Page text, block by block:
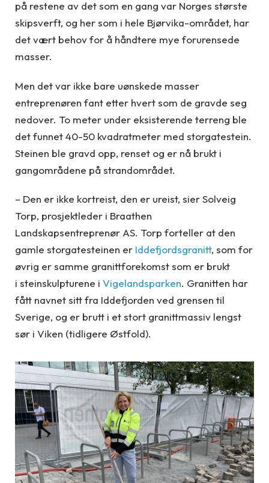
på restene av det som en gang var Norges største
skipsverft, og her som i hele Bjørvika-området, har
det vært behov for å håndtere mye forurensede
masser.
Men det var ikke bare uønskede masser
entreprenøren fant etter hvert som de gravde seg
nedover. To meter under eksisterende terreng ble
det funnet 40-50 kvadratmeter med storgatestein.
Steinen ble gravd opp, renset og er nå brukt i
gangområdene på strandområdet.
– Den er ikke kortreist, den er ureist, sier Solveig
Torp, prosjektleder i Braathen
Landskapsentreprenør AS. Torp forteller at den
gamle storgatesteinen er Iddefjordsgranitt, som for
øvrig er samme granittforekomst som er brukt
i steinskulpturene i Vigelandsparken. Granitten har
fått navnet sitt fra Iddefjorden ved grensen til
Sverige, og er brutt i et stort granittmassiv lengst
sør i Viken (tidligere Østfold).